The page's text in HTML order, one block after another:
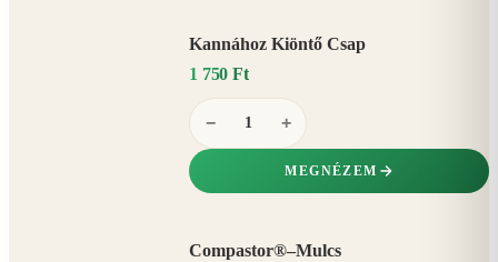
Kannához Kiöntő Csap
1 750 Ft
− +
MEGNÉZEM
Compastor®–Mulcs